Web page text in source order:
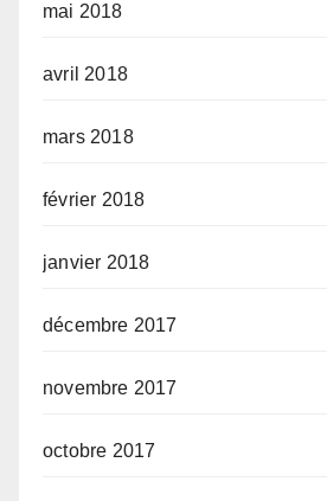
mai 2018
avril 2018
mars 2018
février 2018
janvier 2018
décembre 2017
novembre 2017
octobre 2017